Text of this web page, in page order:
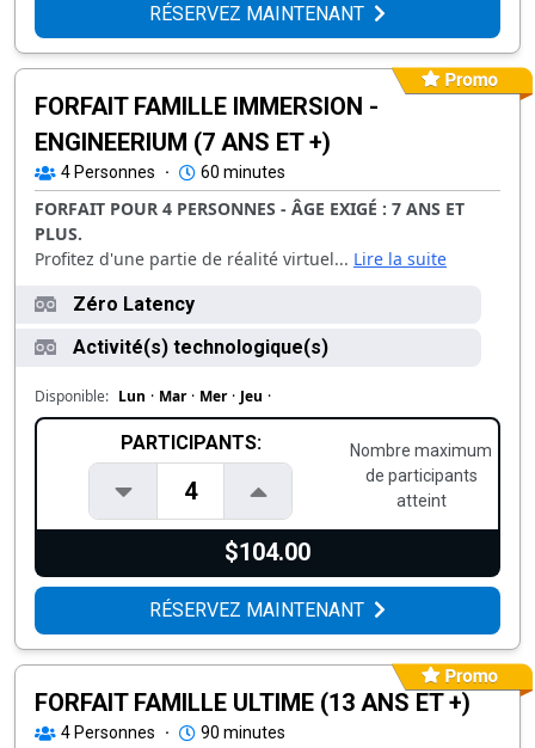
RÉSERVEZ MAINTENANT
FORFAIT FAMILLE IMMERSION -
ENGINEERIUM (7 ANS ET +)
4 Personnes · 60 minutes
FORFAIT POUR 4 PERSONNES - ÂGE EXIGÉ : 7 ANS ET
PLUS.
Profitez d'une partie de réalité virtuel... Lire la suite
Zéro Latency
Activité(s) technologique(s)
Disponible: Lun · Mar · Mer · Jeu ·
PARTICIPANTS:
4
Nombre maximum
de participants
atteint
$104.00
RÉSERVEZ MAINTENANT
FORFAIT FAMILLE ULTIME (13 ANS ET +)
4 Personnes · 90 minutes